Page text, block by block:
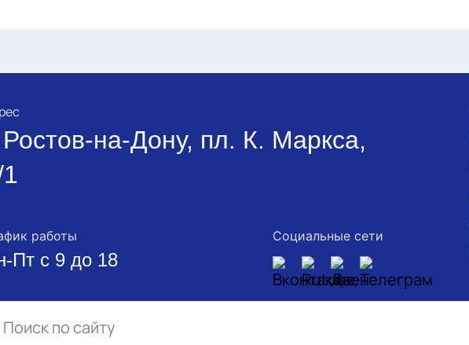
Ростов-на-Дону, пл. К. Маркса,
работы
Пт с 9 до 18
Социальные сети